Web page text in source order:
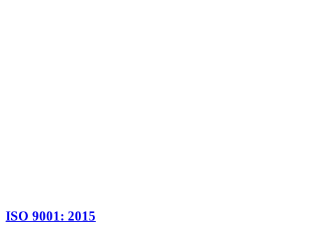
ISO 9001: 2015